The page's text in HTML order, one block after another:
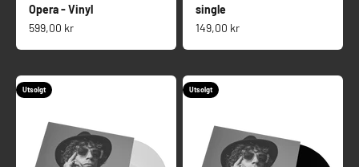
Opera - Vinyl
Salgspris
599,00 kr
single
Salgspris
149,00 kr
Utsolgt Utsolgt